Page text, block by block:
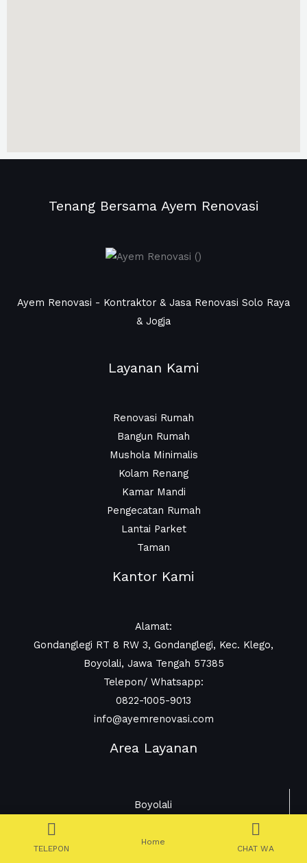
Tenang Bersama Ayem Renovasi
Ayem Renovasi - Kontraktor & Jasa Renovasi Solo Raya
& Jogja
Layanan Kami
Renovasi Rumah
Bangun Rumah
Mushola Minimalis
Kolam Renang
Kamar Mandi
Pengecatan Rumah
Lantai Parket
Taman
Kantor Kami
Alamat:
Gondanglegi RT 8 RW 3, Gondanglegi, Kec. Klego,
Boyolali, Jawa Tengah 57385
Telepon/ Whatsapp:
0822-1005-9013
info@ayemrenovasi.com
Area Layanan
Boyolali
Solo
TELEPON
Home
CHAT WA